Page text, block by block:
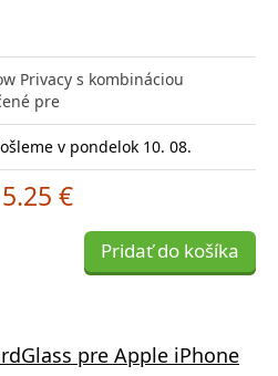
Privacy s kombináciou
pre
v pondelok 10. 08.
€
Pridať do košíka
pre Apple iPhone